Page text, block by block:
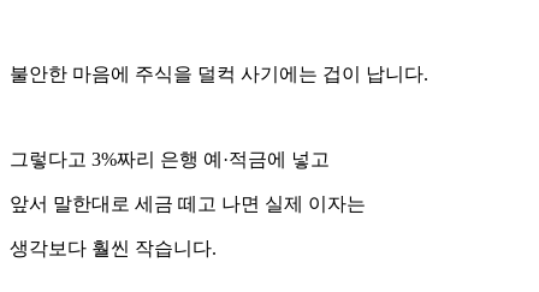
불안한 마음에 주식을 덜컥 사기에는 겁이 납니다.
그렇다고 3%짜리 은행 예·적금에 넣고
앞서 말한대로 세금 떼고 나면 실제 이자는
생각보다 훨씬 작습니다.